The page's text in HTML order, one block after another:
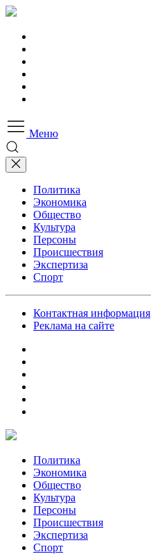
Меню
Политика
Экономика
Общество
Культура
Персоны
Происшествия
Экспертиза
Спорт
Контактная информация
Реклама на сайте
Политика
Экономика
Общество
Культура
Персоны
Происшествия
Экспертиза
Спорт